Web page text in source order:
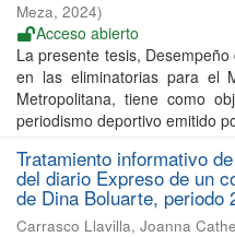
Meza, 2024)
Acceso abierto
La presente tesis,
en las eliminatorias para el
Metropolitana, tiene como
periodismo deportivo emitido
Tratamiento informativo
del diario Expreso de un
de Dina Boluarte, periodo
Carrasco Llavilla, Joanna